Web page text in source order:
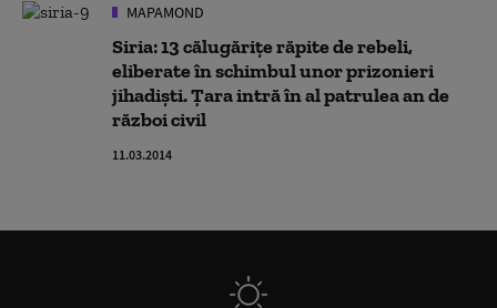
MAPAMOND
Siria: 13 călugăriţe răpite de rebeli,
eliberate în schimbul unor prizonieri
jihadişti. Ţara intră în al patrulea an de
război civil
11.03.2014